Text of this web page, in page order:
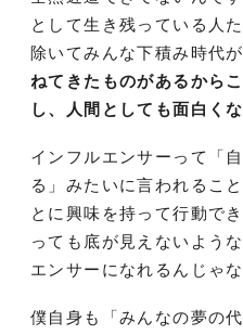
として生き残っている人
除いてみんな下積み時代が
ねてきたものがあるから
し、人間としても面白く
インフルエンサーって「
る」みたいに言われるこ
とに興味を持って行動で
っても底が見えないよう
エンサーになれるんじゃ
僕自身も「みんなの夢の